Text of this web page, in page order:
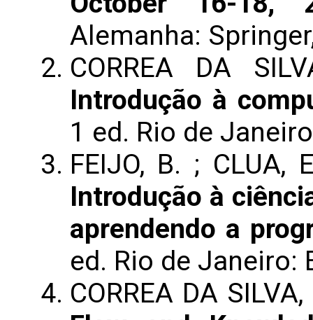
Alemanha:
CORREA DA
Introdução à
1 ed. Rio de
FEIJO, B. ; CLUA,
Introdução à
aprendendo a
ed. Rio de Janeiro:
CORREA DA